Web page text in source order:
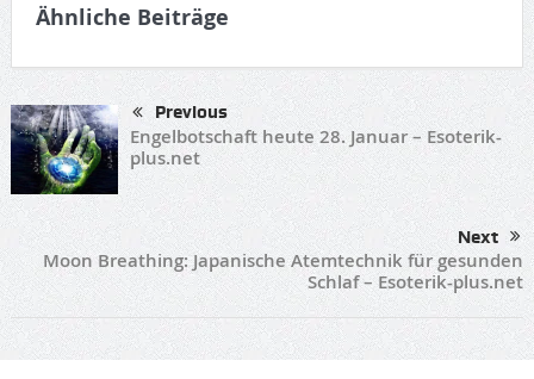
Ähnliche Beiträge
Previous
Engelbotschaft heute 28. Januar – Esoterik-
plus.net
Next
Moon Breathing: Japanische Atemtechnik für gesunden
Schlaf – Esoterik-plus.net